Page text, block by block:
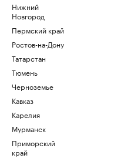
Нижний
Новгород
Пермский край
Ростов-на-Дону
Татарстан
Тюмень
Черноземье
Кавказ
Карелия
Мурманск
Приморский
край